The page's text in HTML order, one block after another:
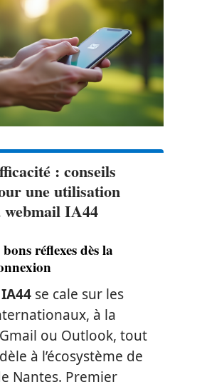
: conseils
une utilisation
IA44
réflexes dès la
se cale sur les
à la
ou Outlook, tout
à l’écosystème de
Nantes. Premier